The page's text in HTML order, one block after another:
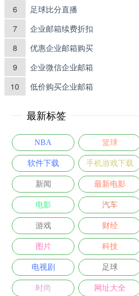
6
足球比分直播
7
企业邮箱续费折扣
8
优惠企业邮箱购买
9
企业微信企业邮箱
10
低价购买企业邮箱
最新标签
NBA 篮球
软件下载 手机游戏下载
新闻 最新电影
电影 汽车
游戏 财经
图片 科技
电视剧 足球
时尚 网址大全